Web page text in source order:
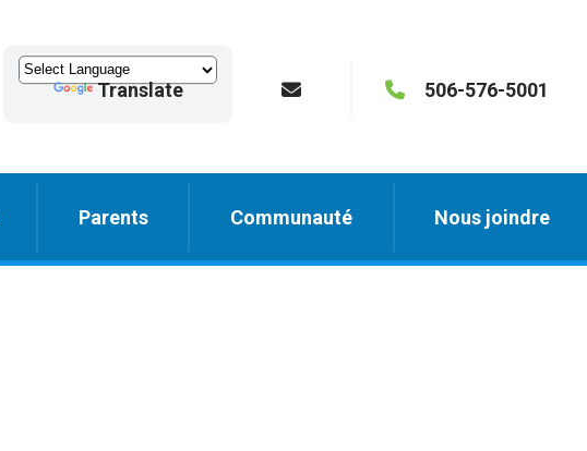
Translate 506-576-5001
Parents Communauté Nous joindre